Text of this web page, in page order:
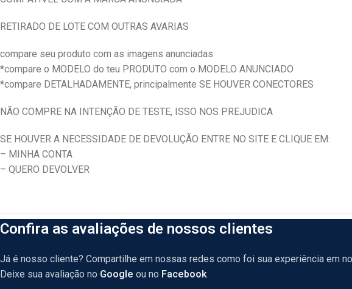
RETIRADO DE LOTE COM OUTRAS AVARIAS
compare seu produto com as imagens anunciadas
*compare o MODELO do teu PRODUTO com o MODELO ANUNCIADO
*compare DETALHADAMENTE, principalmente SE HOUVER CONECTORES
NÃO COMPRE NA INTENÇÃO DE TESTE, ISSO NOS PREJUDICA
SE HOUVER A NECESSIDADE DE DEVOLUÇÃO ENTRE NO SITE E CLIQUE EM:
– MINHA CONTA
– QUERO DEVOLVER
Confira as avaliações de nossos clientes
Já é nosso cliente? Compartilhe em nossas redes como foi sua experiência em
Deixe sua avaliação no Google ou no Facebook.